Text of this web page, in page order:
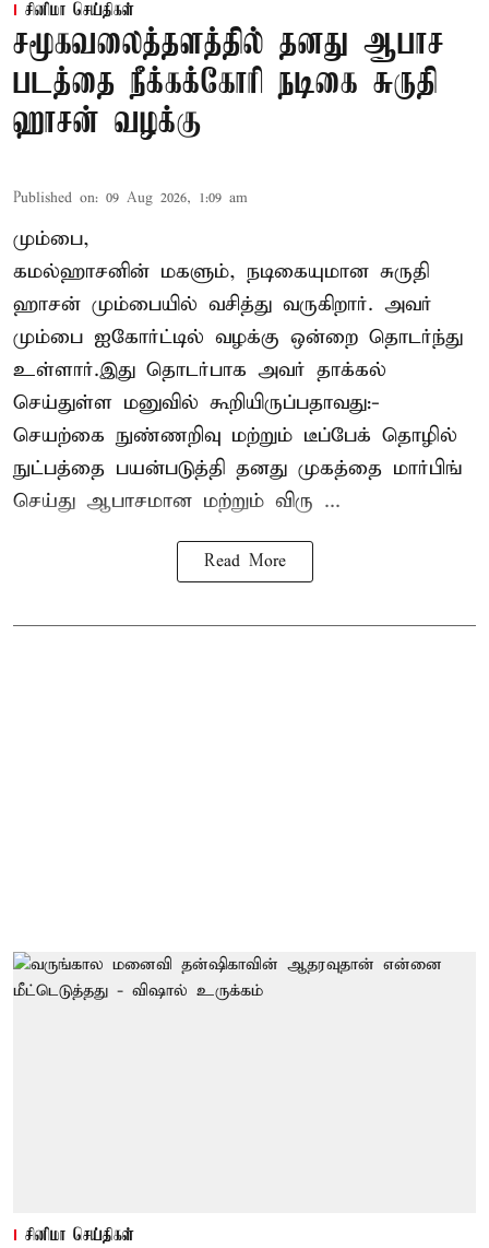
சினிமா செய்திகள்
சமூகவலைத்தளத்தில் தனது ஆபாச
படத்தை நீக்கக்கோரி நடிகை சுருதி
ஹாசன் வழக்கு
Published on: 09 Aug 2026, 1:09 am
மும்பை,
கமல்ஹாசனின் மகளும், நடிகையுமான சுருதி
ஹாசன் மும்பையில் வசித்து வருகிறார். அவர்
மும்பை ஐகோர்ட்டில் வழக்கு ஒன்றை தொடர்ந்து
உள்ளார்.இது தொடர்பாக அவர் தாக்கல்
செய்துள்ள மனுவில் கூறியிருப்பதாவது:-
செயற்கை நுண்ணறிவு மற்றும் டீப்பேக் தொழில்
நுட்பத்தை பயன்படுத்தி தனது முகத்தை மார்பிங்
செய்து ஆபாசமான மற்றும் விரு ...
Read More
சினிமா செய்திகள்